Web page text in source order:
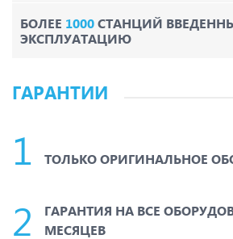
БОЛЕЕ 1000СТАНЦИЙ
ЭКСПЛУАТАЦИЮ
ГАРАНТИИ
ТОЛЬКО ОРИГИНАЛЬНОЕ
ГАРАНТИЯ НА ВСЕ
МЕСЯЦЕВ